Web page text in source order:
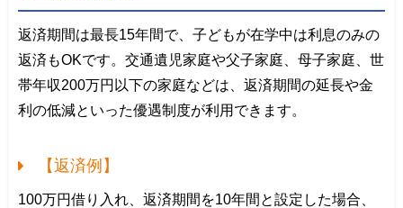
返済期間は最長15年間で、子どもが在学中は利息のみの
返済もOKです。交通遺児家庭や父子家庭、母子家庭、世
帯年収200万円以下の家庭などは、返済期間の延長や金
利の低減といった優遇制度が利用できます。
【返済例】
100万円借り入れ、返済期間を10年間と設定した場合、